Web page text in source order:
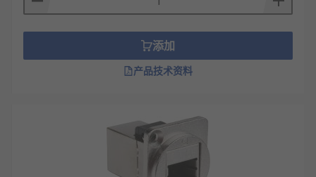
BNC是专门用于与细同轴电缆连接的接口，细同轴电
描频率分开输入显示器的接口，信号相互之间的干扰
更小。BNC基本上已经不再使用于交换机，只有一些
早期的RJ45以太网交换机和集线器中还提供少数BNC
添加
产品技术资料